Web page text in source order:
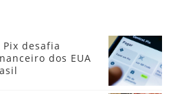
desafia
dos EUA